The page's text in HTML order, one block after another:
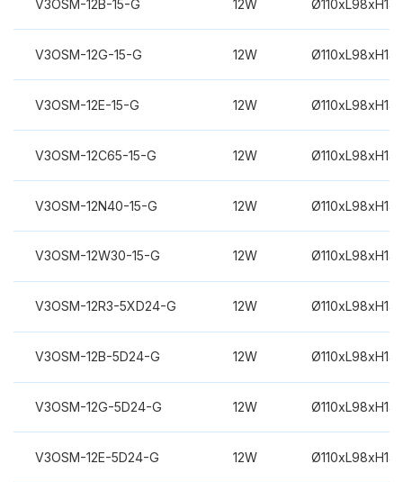
V3OSM-12B-15-G 12W
V3OSM-12G-15-G 12W
V3OSM-12E-15-G 12W
V3OSM-12C65-15-G 12W
V3OSM-12N40-15-G 12W
V3OSM-12W30-15-G 12W
V3OSM-12R3-5XD24-G 12W
V3OSM-12B-5D24-G 12W
V3OSM-12G-5D24-G 12W
V3OSM-12E-5D24-G 12W